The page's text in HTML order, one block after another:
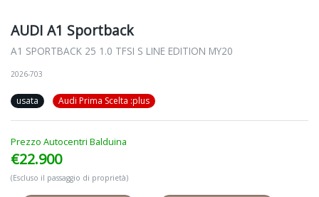
AUDI A1 Sportback
A1 SPORTBACK 25 1.0 TFSI S LINE EDITION MY20
2026-703
usata Audi Prima Scelta :plus
Prezzo Autocentri Balduina
€22.900
(Escluso il passaggio di proprietà)